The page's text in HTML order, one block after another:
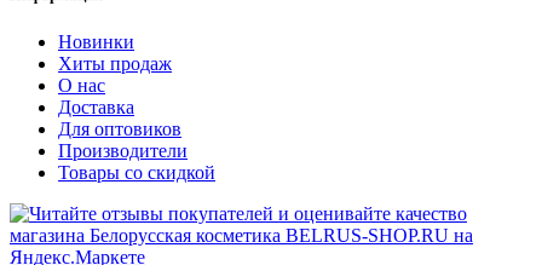
Новинки
Хиты продаж
О нас
Доставка
Для оптовиков
Производители
Товары со скидкой